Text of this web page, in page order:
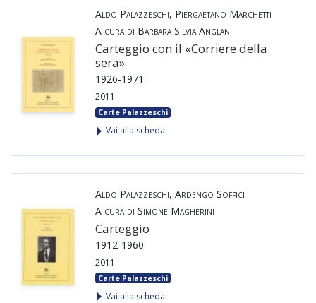
Aldo Palazzeschi, Piergaetano Marchetti
A cura di Barbara Silvia Anglani
Carteggio con il «Corriere della
sera»
1926-1971
2011
Carte Palazzeschi
Vai alla scheda
Aldo Palazzeschi, Ardengo Soffici
A cura di Simone Magherini
Carteggio
1912-1960
2011
Carte Palazzeschi
Vai alla scheda